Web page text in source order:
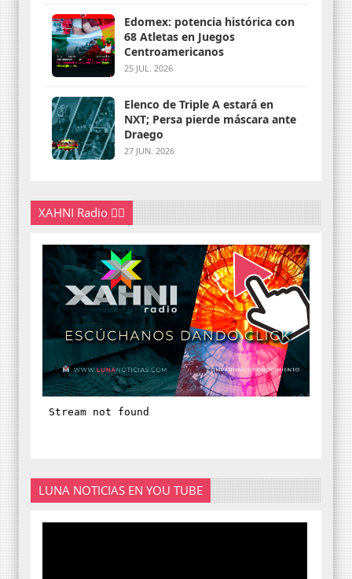
Edomex: potencia histórica con
68 Atletas en Juegos
Centroamericanos
25 JUL. 2026
Elenco de Triple A estará en
NXT; Persa pierde máscara ante
Draego
27 JUN. 2026
XAHNI Radio 👇🏽
LUNA NOTICIAS EN YOU TUBE